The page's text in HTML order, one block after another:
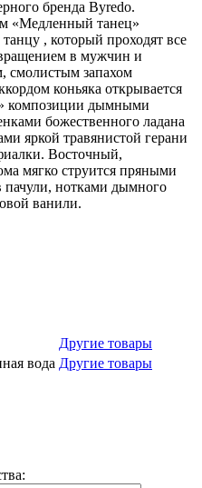
бренда Byredo.
«Медленный танец»
, который проходят все
в мужчин и
смолистым запахом
коньяка открывается
композиции дымными
божественного ладана
яркой травянистой герани
Восточный,
мягко струится пряными
пачули, нотками дымного
ванили.
Другие товары
вода Другие товары